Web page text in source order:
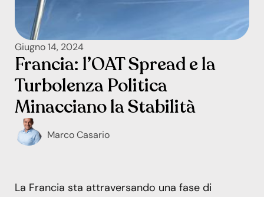
Giugno 14, 2024
Francia: l’OAT Spread e la
Turbolenza Politica
Minacciano la Stabilità
Marco Casario
La Francia sta attraversando una fase di